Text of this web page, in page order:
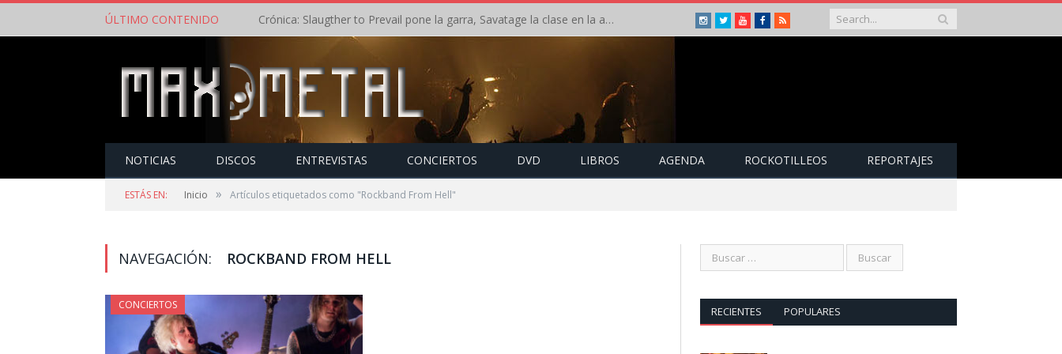
ÚLTIMO CONTENIDO Crónica: Slaugther to Prevail pone la garra, Savatage la clase en la apertura del Leyendas del Rock – Miércoles – Agosto 2026 Instagram
TwitterYoutubeFacebook
RSS
NOTICIAS DISCOS ENTREVISTAS CONCIERTOS DVD LIBROS AGENDA ROCKOTILLEOS REPORTAJES
ESTÁS EN: Inicio » Artículos etiquetados como "Rockband From Hell"
NAVEGACIÓN: ROCKBAND FROM HELL
CONCIERTOS RECIENTES POPULARES